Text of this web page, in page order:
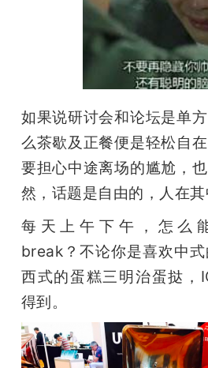
如果说研讨会和论坛是单
么茶歇及正餐便是轻松自
要担心中途离场的尴尬，
然，话题是自由的，人在其
每天上午下午，怎么
break？不论你是喜欢中
西式的蛋糕三明治蛋挞，
得到。